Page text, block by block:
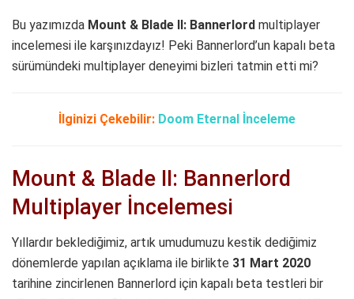
Bu yazımızda Mount & Blade II: Bannerlord multiplayer
incelemesi ile karşınızdayız! Peki Bannerlord’un kapalı beta
sürümündeki multiplayer deneyimi bizleri tatmin etti mi?
İlginizi Çekebilir: Doom Eternal İnceleme
Mount & Blade II: Bannerlord
Multiplayer İncelemesi
Yıllardır beklediğimiz, artık umudumuzu kestik dediğimiz
dönemlerde yapılan açıklama ile birlikte 31 Mart 2020
tarihine zincirlenen Bannerlord için kapalı beta testleri bir